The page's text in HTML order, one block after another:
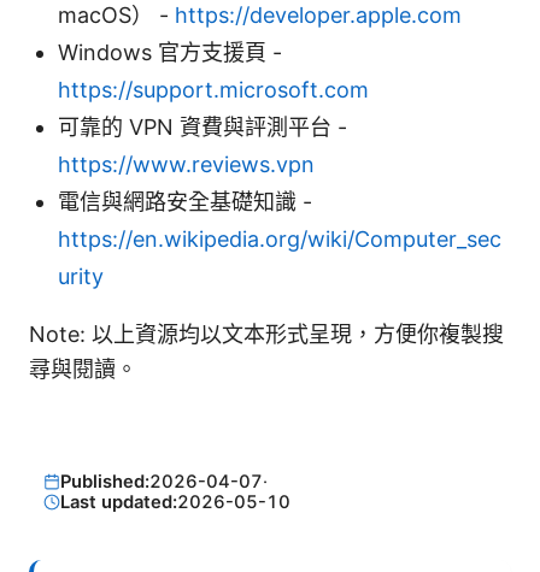
macOS） - https://developer.apple.com
Windows 官方支援頁 -
https://support.microsoft.com
可靠的 VPN 資費與評測平台 -
https://www.reviews.vpn
電信與網路安全基礎知識 -
https://en.wikipedia.org/wiki/Computer_sec
urity
Note: 以上資源均以文本形式呈現，方便你複製搜
尋與閱讀。
Published:2026-04-07·
Last updated:2026-05-10